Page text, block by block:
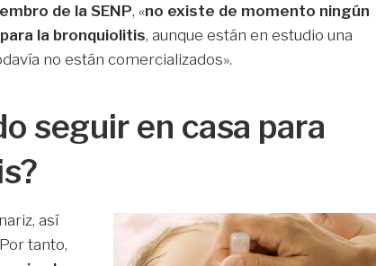
de la SENP, «no existe de momento ningún
la bronquiolitis, aunque están en estudio una
no están comercializados».
seguir en casa para
así
tanto,